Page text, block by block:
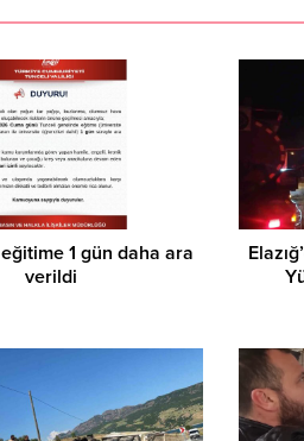
1 gün daha ara
verildi